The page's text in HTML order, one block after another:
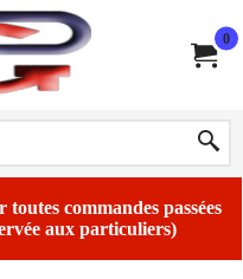
0
commandes passées
aux particuliers)